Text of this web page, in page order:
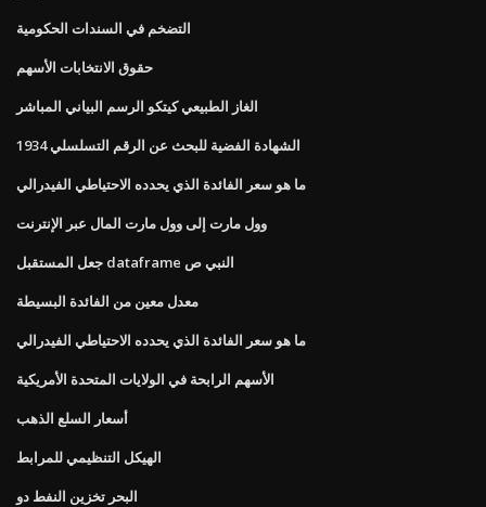
التضخم في السندات الحكومية
حقوق الانتخابات الأسهم
الغاز الطبيعي كيتكو الرسم البياني المباشر
1934 الشهادة الفضية للبحث عن الرقم التسلسلي
ما هو سعر الفائدة الذي يحدده الاحتياطي الفيدرالي
وول مارت إلى وول مارت المال عبر الإنترنت
جعل المستقبل dataframe النبي ص
معدل معين من الفائدة البسيطة
ما هو سعر الفائدة الذي يحدده الاحتياطي الفيدرالي
الأسهم الرابحة في الولايات المتحدة الأمريكية
أسعار السلع الذهب
الهيكل التنظيمي للمرابط
البحر تخزين النفط دو